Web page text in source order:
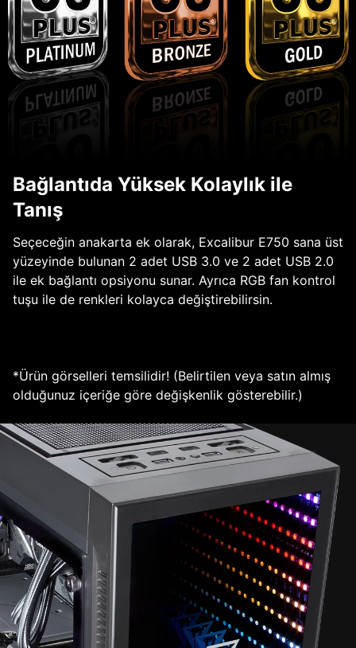
Bağlantıda Yüksek Kolaylık ile
Tanış
Seçeceğin anakarta ek olarak, Excalibur E750 sana üst
yüzeyinde bulunan 2 adet USB 3.0 ve 2 adet USB 2.0
ile ek bağlantı opsiyonu sunar. Ayrıca RGB fan kontrol
tuşu ile de renkleri kolayca değiştirebilirsin.
*Ürün görselleri temsilidir! (Belirtilen veya satın almış
olduğunuz içeriğe göre değişkenlik gösterebilir.)